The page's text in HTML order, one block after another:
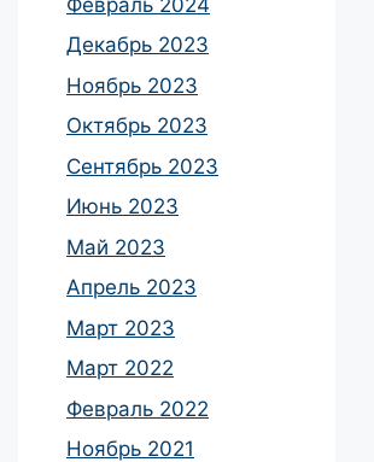
Декабрь 2023
Ноябрь 2023
Октябрь 2023
Сентябрь 2023
Июнь 2023
Май 2023
Апрель 2023
Март 2023
Март 2022
Февраль 2022
Ноябрь 2021